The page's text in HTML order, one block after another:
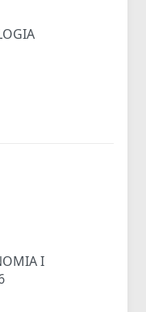
I